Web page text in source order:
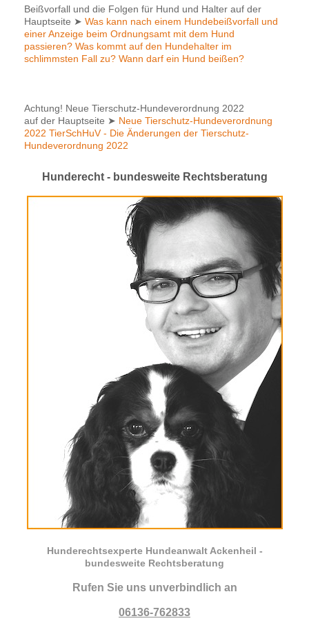
Beißvorfall und die Folgen für Hund und Halter auf der
Hauptseite ➤ Was kann nach einem Hundebeißvorfall und
einer Anzeige beim Ordnungsamt mit dem Hund
passieren? Was kommt auf den Hundehalter im
schlimmsten Fall zu? Wann darf ein Hund beißen?
Achtung! Neue Tierschutz-Hundeverordnung 2022
auf der Hauptseite ➤ Neue Tierschutz-Hundeverordnung
2022 TierSchHuV - Die Änderungen der Tierschutz-
Hundeverordnung 2022
Hunderecht - bundesweite Rechtsberatung
Hunderechtsexperte Hundeanwalt Ackenheil -
bundesweite Rechtsberatung
Rufen Sie uns unverbindlich an
06136-762833